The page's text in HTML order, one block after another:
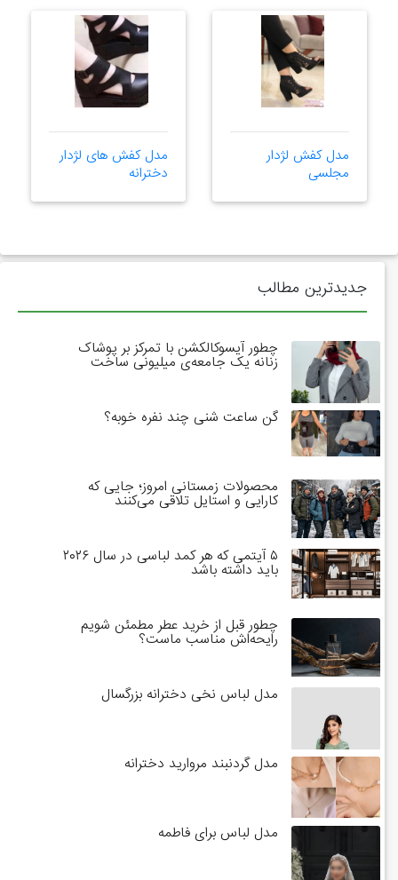
مدل کفش لژدار
مجلسی
مدل کفش های لژدار
دخترانه
جدیدترین مطالب
چطور آیسوکالکشن با تمرکز بر پوشاک
زنانه یک جامعه‌ی میلیونی ساخت
گن ساعت شنی چند نفره خوبه؟
محصولات زمستانی امروز؛ جایی که
کارایی و استایل تلاقی می‌کنند
۵ آیتمی که هر کمد لباسی در سال ۲۰۲۶
باید داشته باشد
چطور قبل از خرید عطر مطمئن شویم
رایحه‌اش مناسب ماست؟
مدل لباس نخی دخترانه بزرگسال
مدل گردنبند مروارید دخترانه
مدل لباس برای فاطمه